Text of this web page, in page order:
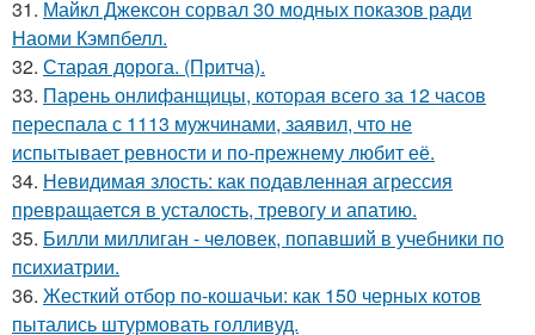
31. Майкл Джексон сорвал 30 модных показов ради
Наоми Кэмпбелл.
32. Старая дорога. (Притча).
33. Парень онлифанщицы, которая всего за 12 часов
переспала с 1113 мужчинами, заявил, что не
испытывает ревности и по-прежнему любит её.
34. Невидимая злость: как подавленная агрессия
превращается в усталость, тревогу и апатию.
35. Билли миллиган - чeловек, попавший в учебники по
психиатрии.
36. Жесткий отбор по-кошачьи: как 150 черных котов
пытались штурмовать голливуд.